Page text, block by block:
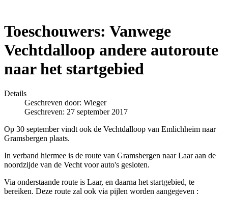
Toeschouwers: Vanwege
Vechtdalloop andere autoroute
naar het startgebied
Details
Geschreven door: Wieger
Geschreven: 27 september 2017
Op 30 september vindt ook de Vechtdalloop van Emlichheim naar
Gramsbergen plaats.
In verband hiermee is de route van Gramsbergen naar Laar aan de
noordzijde van de Vecht voor auto's gesloten.
Via onderstaande route is Laar, en daarna het startgebied, te
bereiken. Deze route zal ook via pijlen worden aangegeven :